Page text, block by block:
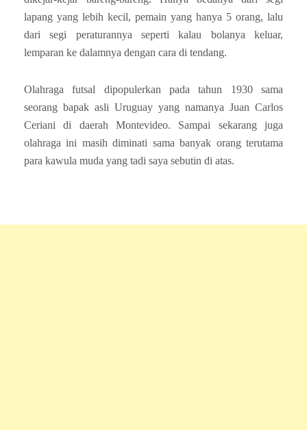
lapang yang lebih kecil, pemain yang hanya 5 orang, lalu
dari segi peraturannya seperti kalau bolanya keluar,
lemparan ke dalamnya dengan cara di tendang.
Olahraga futsal dipopulerkan pada tahun 1930 sama
seorang bapak asli Uruguay yang namanya Juan Carlos
Ceriani di daerah Montevideo. Sampai sekarang juga
olahraga ini masih diminati sama banyak orang terutama
para kawula muda yang tadi saya sebutin di atas.